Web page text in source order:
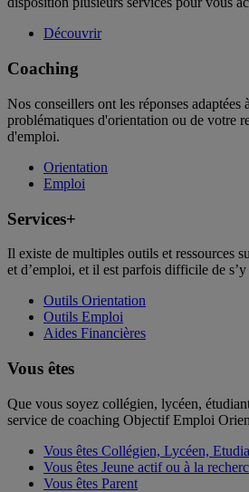
Découvrir
Coaching
Nos conseillers ont les réponses adaptées
problématiques d'orientation ou de votre
d'emploi.
Orientation
Emploi
Services+
Il existe de multiples outils et ressources
et d’emploi, et il est parfois difficile de
Outils Orientation
Outils Emploi
Aides Financières
Vous êtes
Que vous soyez collégien, lycéen,
service de coaching Objectif Emploi
Vous êtes Collégien, Lycéen,
Vous êtes Jeune actif ou à la
Vous êtes Parent